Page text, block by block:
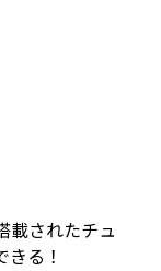
載されたチュ
る！